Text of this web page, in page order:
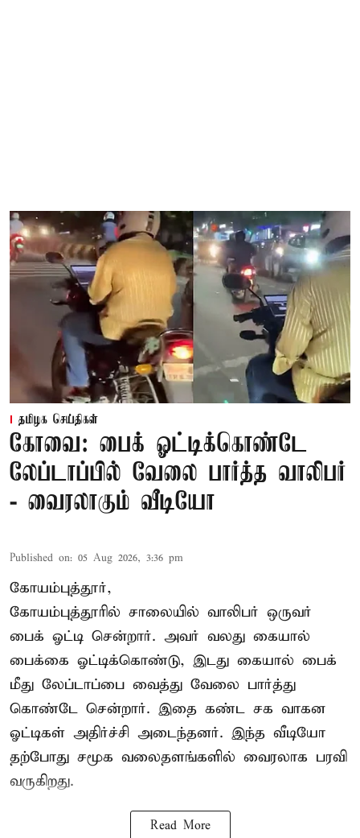
தமிழக செய்திகள்
கோவை: பைக் ஓட்டிக்கொண்டே
லேப்டாப்பில் வேலை பார்த்த வாலிபர்
- வைரலாகும் வீடியோ
Published on: 05 Aug 2026, 3:36 pm
கோயம்புத்தூர்,
கோயம்புத்தூரில் சாலையில் வாலிபர் ஒருவர்
பைக் ஓட்டி சென்றார். அவர் வலது கையால்
பைக்கை ஓட்டிக்கொண்டு, இடது கையால் பைக்
மீது லேப்டாப்பை வைத்து வேலை பார்த்து
கொண்டே சென்றார். இதை கண்ட சக வாகன
ஓட்டிகள் அதிர்ச்சி அடைந்தனர். இந்த வீடியோ
தற்போது சமூக வலைதளங்களில் வைரலாக பரவி
வருகிறது.
Read More